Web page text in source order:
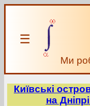
☰
Ми
Київські
на